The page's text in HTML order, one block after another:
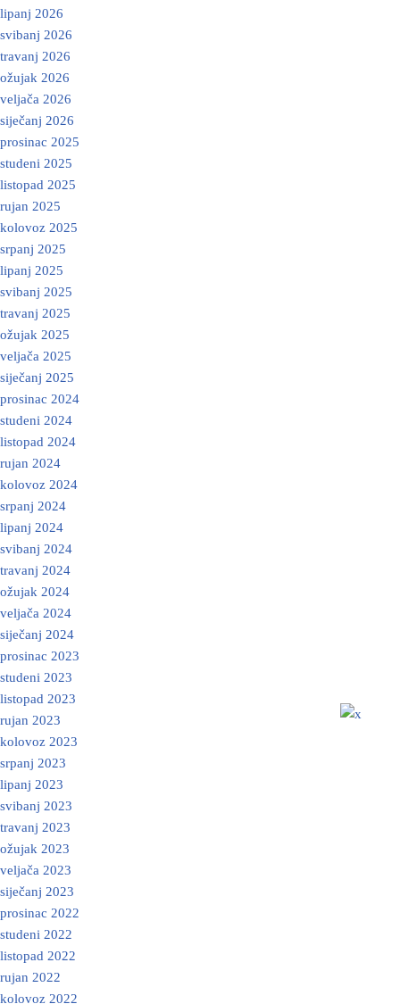
lipanj 2026
svibanj 2026
travanj 2026
ožujak 2026
veljača 2026
siječanj 2026
prosinac 2025
studeni 2025
listopad 2025
rujan 2025
kolovoz 2025
srpanj 2025
lipanj 2025
svibanj 2025
travanj 2025
ožujak 2025
veljača 2025
siječanj 2025
prosinac 2024
studeni 2024
listopad 2024
rujan 2024
kolovoz 2024
srpanj 2024
lipanj 2024
svibanj 2024
travanj 2024
ožujak 2024
veljača 2024
siječanj 2024
prosinac 2023
studeni 2023
listopad 2023
rujan 2023
kolovoz 2023
srpanj 2023
lipanj 2023
svibanj 2023
travanj 2023
ožujak 2023
veljača 2023
siječanj 2023
prosinac 2022
studeni 2022
listopad 2022
rujan 2022
kolovoz 2022